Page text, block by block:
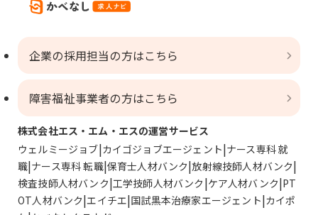
企業の採用担当の方はこちら
障害福祉事業者の方はこちら
株式会社エス・エム・エスの運営サービス
ウェルミージョブ カイゴジョブエージェント ナース専科 就
職 ナース専科 転職 保育士人材バンク 放射線技師人材バンク
検査技師人材バンク 工学技師人材バンク ケア人材バンク PT
OT人材バンク エイチエ 国試黒本治療家エージェント カイポ